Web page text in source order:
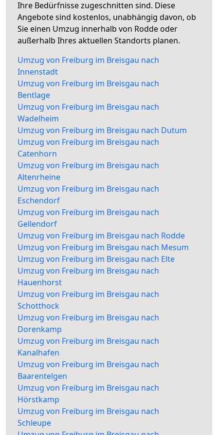
Ihre Bedürfnisse zugeschnitten sind. Diese
Angebote sind kostenlos, unabhängig davon, ob
Sie einen Umzug innerhalb von Rodde oder
außerhalb Ihres aktuellen Standorts planen.
Umzug von Freiburg im Breisgau nach
Innenstadt
Umzug von Freiburg im Breisgau nach
Bentlage
Umzug von Freiburg im Breisgau nach
Wadelheim
Umzug von Freiburg im Breisgau nach Dutum
Umzug von Freiburg im Breisgau nach
Catenhorn
Umzug von Freiburg im Breisgau nach
Altenrheine
Umzug von Freiburg im Breisgau nach
Eschendorf
Umzug von Freiburg im Breisgau nach
Gellendorf
Umzug von Freiburg im Breisgau nach Rodde
Umzug von Freiburg im Breisgau nach Mesum
Umzug von Freiburg im Breisgau nach Elte
Umzug von Freiburg im Breisgau nach
Hauenhorst
Umzug von Freiburg im Breisgau nach
Schotthock
Umzug von Freiburg im Breisgau nach
Dorenkamp
Umzug von Freiburg im Breisgau nach
Kanalhafen
Umzug von Freiburg im Breisgau nach
Baarentelgen
Umzug von Freiburg im Breisgau nach
Hörstkamp
Umzug von Freiburg im Breisgau nach
Schleupe